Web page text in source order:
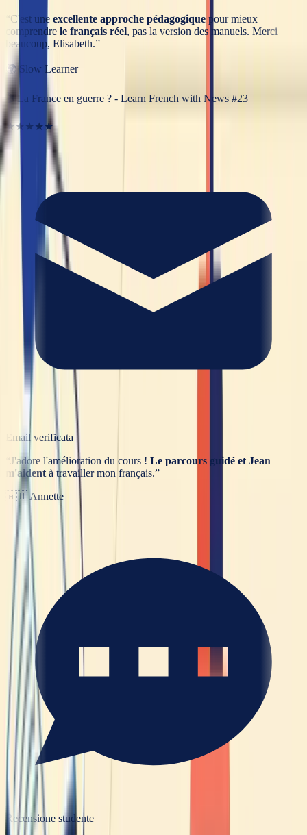
C'est une excellente approche pédagogique pour mieux
comprendre le français réel, pas la version des manuels. Merci
beaucoup, Elisabeth.”
🌍 Slow Learner
🎬La France en guerre ? - Learn French with News #23
★★★★★
Email verificata
J'adore l'amélioration du cours ! Le parcours guidé et Jean
m'aident à travailler mon français.”
🇦🇺 Annette
Recensione studente